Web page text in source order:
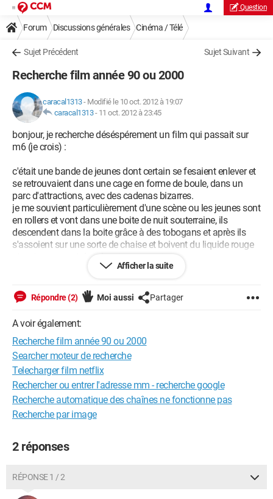
Question
Forum Discussions générales Cinéma / Télé
Sujet Précédent Sujet Suivant
Recherche film année 90 ou 2000
caracal1313- Modifié le 10 oct. 2012 à 19:07
caracal1313- 11 oct. 2012 à 23:45
bonjour, je recherche déséspérement un film qui passait sur
m6 (je crois) :
c'était une bande de jeunes dont certain se fesaient enlever et
se retrouvaient dans une cage en forme de boule, dans un
parc d'attractions, avec des cadenas bizarres.
je me souvient particulièrement d'une scène ou les jeunes sont
en rollers et vont dans une boite de nuit souterraine, ils
descendent dans la boite grâce à des tobogans et après ils
s'assoient sur une sorte de chaise et boivent du liquide rouge
et vert provenant de tubes transparents.
Afficher la suite
Répondre (2) Moi aussi Partager
A voir également:
Recherche film année 90 ou 2000
Searcher moteur de recherche
Telecharger film netflix
Rechercher ou entrer l'adresse mm - recherche google
Recherche automatique des chaînes ne fonctionne pas
Recherche par image
2 réponses
RÉPONSE 1 / 2